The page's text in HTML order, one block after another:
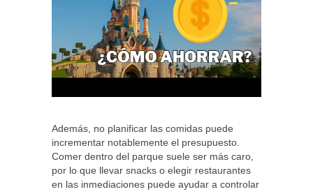
Además, no planificar las comidas puede
incrementar notablemente el presupuesto.
Comer dentro del parque suele ser más caro,
por lo que llevar snacks o elegir restaurantes
en las inmediaciones puede ayudar a controlar